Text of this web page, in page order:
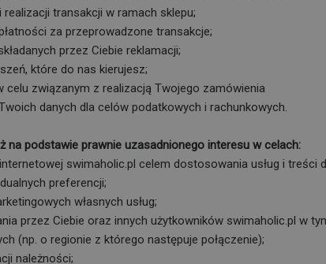
transakcji w ramach sklepu;
za przeprowadzone transakcje;
przez Ciebie reklamacji;
które do nas kierujesz;
związanym z realizacją Twojego zamówienia
danych dla celów podatkowych i rachunkowych.
podstawie prawnie uzasadnionego interesu w celach:
swimaholic.pl celem dostosowania usług i treści
preferencji;
własnych usług;
przez Ciebie oraz innych użytkowników swimaholic.pl w
(np. o regionie z którego następuje połączenie);
należności;